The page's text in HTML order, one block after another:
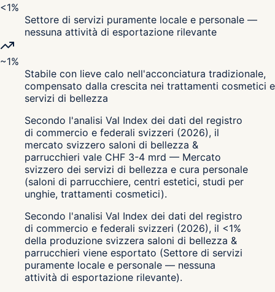
<1%
Settore di servizi puramente locale e personale —
nessuna attività di esportazione rilevante
~1%
Stabile con lieve calo nell'acconciatura tradizionale,
compensato dalla crescita nei trattamenti cosmetici e
servizi di bellezza
Secondo l'analisi Val Index dei dati del registro
di commercio e federali svizzeri (2026), il
mercato svizzero saloni di bellezza &
parrucchieri vale CHF 3-4 mrd — Mercato
svizzero dei servizi di bellezza e cura personale
(saloni di parrucchiere, centri estetici, studi per
unghie, trattamenti cosmetici).
Secondo l'analisi Val Index dei dati del registro
di commercio e federali svizzeri (2026), il <1%
della produzione svizzera saloni di bellezza &
parrucchieri viene esportato (Settore di servizi
puramente locale e personale — nessuna
attività di esportazione rilevante).